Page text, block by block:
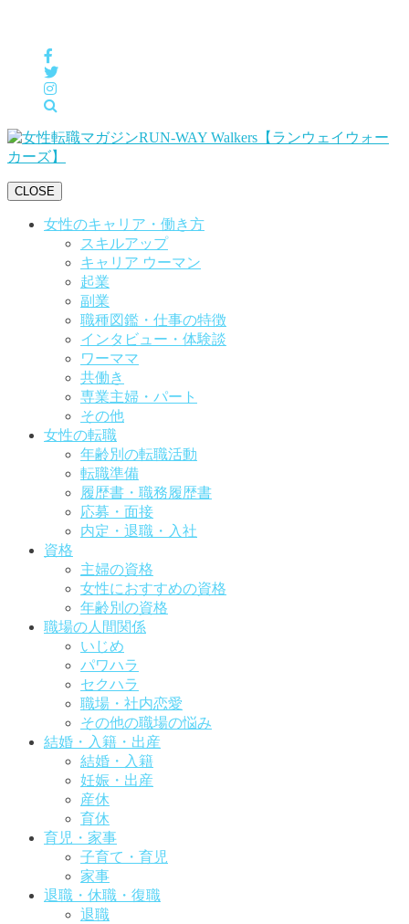
CLOSE
女性のキャリア・働き方
スキルアップ
キャリア ウーマン
起業
副業
職種図鑑・仕事の特徴
インタビュー・体験談
ワーママ
共働き
専業主婦・パート
その他
女性の転職
年齢別の転職活動
転職準備
履歴書・職務履歴書
応募・面接
内定・退職・入社
資格
主婦の資格
女性におすすめの資格
年齢別の資格
職場の人間関係
いじめ
パワハラ
セクハラ
職場・社内恋愛
その他の職場の悩み
結婚・入籍・出産
結婚・入籍
妊娠・出産
産休
育休
育児・家事
子育て・育児
家事
退職・休職・復職
退職